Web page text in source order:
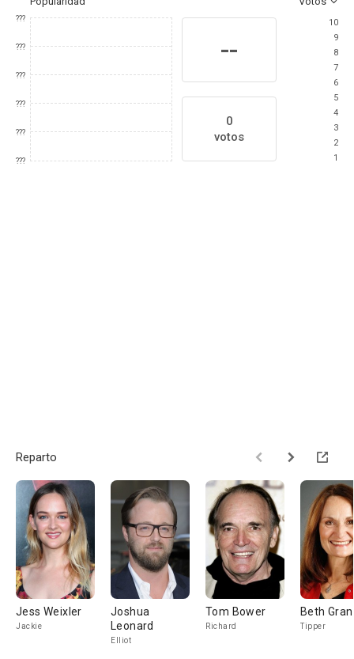
???
???
???
???
???
???
--
0
votos
10
9
8
7
6
5
4
3
2
1
Reparto
Jess Weixler
Jackie
Joshua
Leonard
Elliot
Tom Bower
Richard
Beth
Tipper